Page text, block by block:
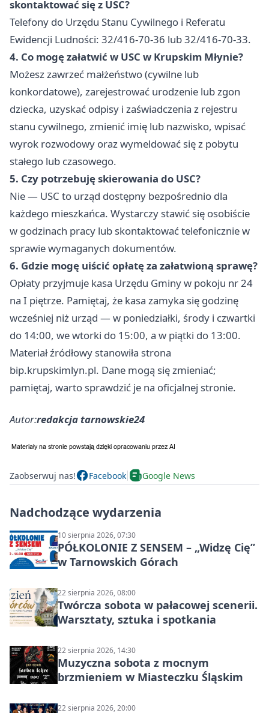
skontaktować się z USC?
Telefony do Urzędu Stanu Cywilnego i Referatu
Ewidencji Ludności: 32/416-70-36 lub 32/416-70-33.
4. Co mogę załatwić w USC w Krupskim Młynie?
Możesz zawrzeć małżeństwo (cywilne lub
konkordatowe), zarejestrować urodzenie lub zgon
dziecka, uzyskać odpisy i zaświadczenia z rejestru
stanu cywilnego, zmienić imię lub nazwisko, wpisać
wyrok rozwodowy oraz wymeldować się z pobytu
stałego lub czasowego.
5. Czy potrzebuję skierowania do USC?
Nie — USC to urząd dostępny bezpośrednio dla
każdego mieszkańca. Wystarczy stawić się osobiście
w godzinach pracy lub skontaktować telefonicznie w
sprawie wymaganych dokumentów.
6. Gdzie mogę uiścić opłatę za załatwioną sprawę?
Opłaty przyjmuje kasa Urzędu Gminy w pokoju nr 24
na I piętrze. Pamiętaj, że kasa zamyka się godzinę
wcześniej niż urząd — w poniedziałki, środy i czwartki
do 14:00, we wtorki do 15:00, a w piątki do 13:00.
Materiał źródłowy stanowiła strona
bip.krupskimlyn.pl. Dane mogą się zmieniać;
pamiętaj, warto sprawdzić je na oficjalnej stronie.
Autor:redakcja tarnowskie24
Zaobserwuj nas! Facebook Google News
Nadchodzące wydarzenia
10 sierpnia 2026, 07:30
PÓŁKOLONIE Z SENSEM – „Widzę Cię”
w Tarnowskich Górach
22 sierpnia 2026, 08:00
Twórcza sobota w pałacowej scenerii.
Warsztaty, sztuka i spotkania
22 sierpnia 2026, 14:30
Muzyczna sobota z mocnym
brzmieniem w Miasteczku Śląskim
22 sierpnia 2026, 20:00